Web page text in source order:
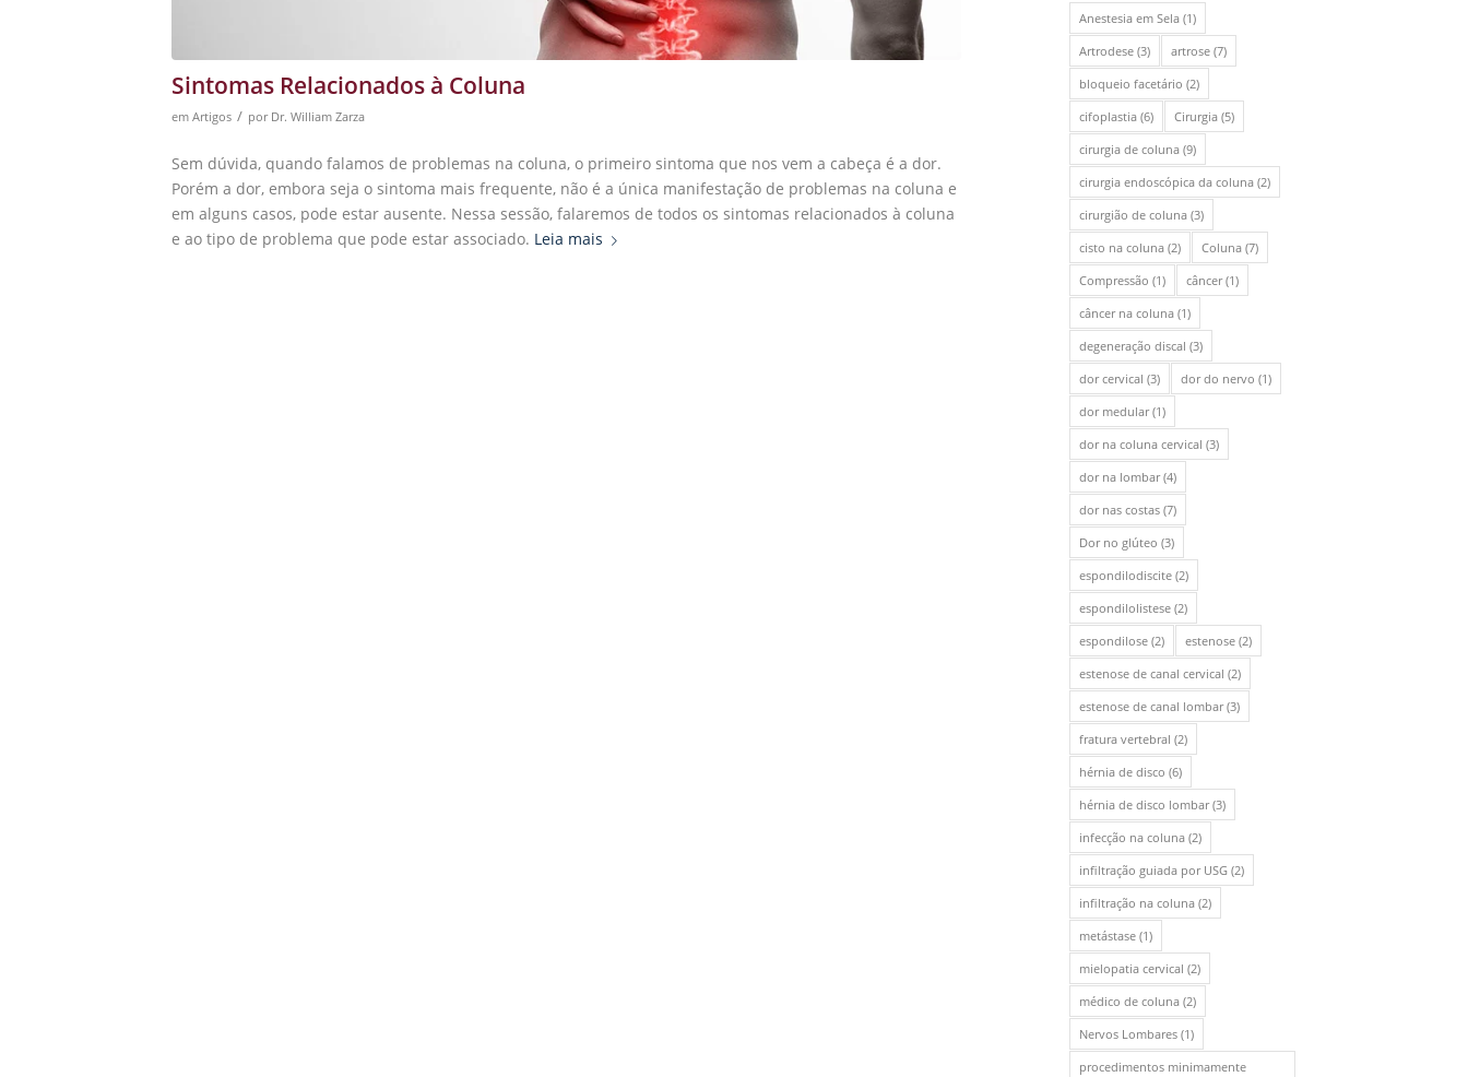
Sintomas Relacionados à Coluna
em Artigos / por Dr. William Zarza
Sem dúvida, quando falamos de problemas na coluna, o primeiro sintoma que nos vem a cabeça é a dor.
Porém a dor, embora seja o sintoma mais frequente, não é a única manifestação de problemas na coluna e
em alguns casos, pode estar ausente. Nessa sessão, falaremos de todos os sintomas relacionados à coluna
e ao tipo de problema que pode estar associado. Leia mais
Anestesia em Sela(1)
Artrodese(3) artrose(7)
bloqueio facetário (2)
cifoplastia(6) Cirurgia(5)
cirurgia de coluna(9)
cirurgia endoscópica da coluna(2)
cirurgião de coluna(3)
cisto na coluna(2) Coluna(7)
Compressão (1) câncer(1)
câncer na coluna(1)
degeneração discal (3)
dor cervical (3) dor do nervo (1)
dor medular(1)
dor na coluna cervical (3)
dor na lombar(4)
dor nas costas(7)
Dor no glúteo (3)
espondilodiscite(2)
espondilolistese(2)
espondilose(2) estenose(2)
estenose de canal cervical (2)
estenose de canal lombar(3)
fratura vertebral (2)
hérnia de disco (6)
hérnia de disco lombar(3)
infecção na coluna(2)
infiltração guiada por USG(2)
infiltração na coluna(2)
metástase(1)
mielopatia cervical (2)
médico de coluna(2)
Nervos Lombares(1)
procedimentos minimamente